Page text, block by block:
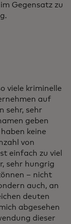
Gegensatz zu
viele kriminelle
auf
sehr, sehr
geben
keine
von
einfach zu viel
sehr hungrig
– nicht
auch, an
deuten
abgesehen
dieser